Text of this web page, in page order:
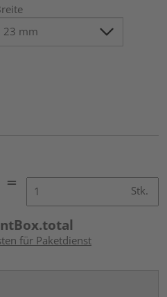
Stk.
für Paketdienst